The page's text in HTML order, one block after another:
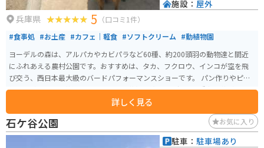
兵庫県 5 （口コミ1件）
#食事処 #お土産 #カフェ｜軽食 #ソフトクリーム #動植物園
ヨーデルの森は、アルパカやカビパラなど60種、約200頭羽の動物達と間近
にふれあえる農村公園です。おすすめは、タカ、フクロウ、インコが空を飛
び交う、西日本最大級のバードパフォーマンスショーです。 パン作りやピザ
作り体験もでき、芝滑りもあります。花畑も綺麗で、沢山の種類の花が咲いて
います。お土産は、園内の工房で作られたプリンが人気でソフトクリームも
美味しいです。
詳しく見る
施設： 屋外
石ケ谷公園 お気に入り
駐車： 駐車場あり